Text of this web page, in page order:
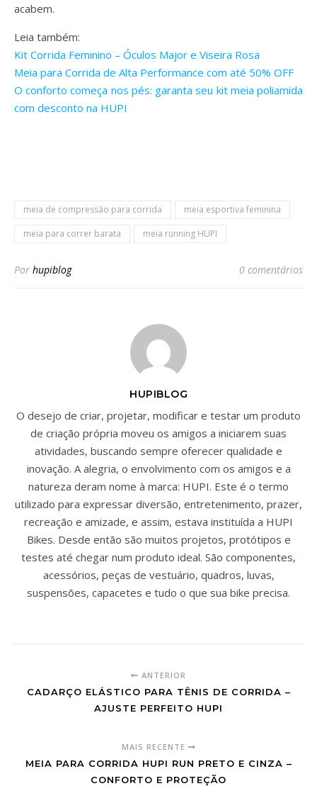
acabem.
Leia também:
Kit Corrida Feminino – Óculos Major e Viseira Rosa
Meia para Corrida de Alta Performance com até 50% OFF
O conforto começa nos pés: garanta seu kit meia poliamida
com desconto na HUPI
meia de compressão para corrida
meia esportiva feminina
meia para correr barata
meia running HUPI
Por hupiblog 0 comentários
HUPIBLOG
O desejo de criar, projetar, modificar e testar um produto
de criação própria moveu os amigos a iniciarem suas
atividades, buscando sempre oferecer qualidade e
inovação. A alegria, o envolvimento com os amigos e a
natureza deram nome à marca: HUPI. Este é o termo
utilizado para expressar diversão, entretenimento, prazer,
recreação e amizade, e assim, estava instituída a HUPI
Bikes. Desde então são muitos projetos, protótipos e
testes até chegar num produto ideal. São componentes,
acessórios, peças de vestuário, quadros, luvas,
suspensões, capacetes e tudo o que sua bike precisa.
ANTERIOR
CADARÇO ELÁSTICO PARA TÊNIS DE CORRIDA –
AJUSTE PERFEITO HUPI
MAIS RECENTE
MEIA PARA CORRIDA HUPI RUN PRETO E CINZA –
CONFORTO E PROTEÇÃO